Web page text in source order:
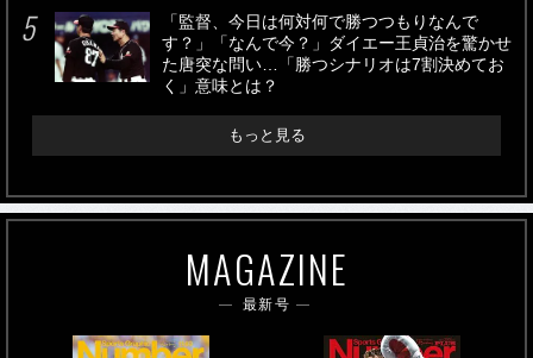
「監督、今日は何対何で勝つつもりなんで
す？」「なんで今？」ダイエー王貞治を驚かせ
た唐突な問い…「勝つシナリオは7割決めてお
く」意味とは？
もっと見る
MAGAZINE
最新号